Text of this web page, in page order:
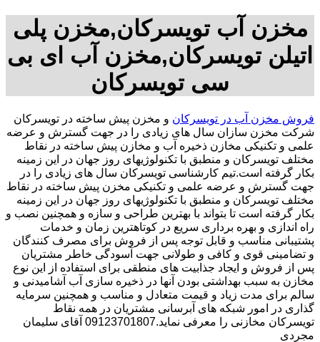
مخزن آب تویسرکان,مخزن پلی
اتیلن تویسرکان,مخزن آب ای بی
سی تویسرکان
فروش مخزن آب در تویسرکان و مخزن پیش ساخته در تویسرکان
شرکت مخزن سازان سال های زیادی را در جهت گسترش و عرضه
علمی و تکنیکی مخازن ذخیره آب و مخازن پیش ساخته در نقاط
مختلف تویسرکان و منطبق با تکنولوژیهای روز جهان در این زمینه
بکار گرفته است.تیم کارشناسی تویسرکان سال های زیادی را در
جهت گسترش و عرضه علمی و تکنیکی مخزن پیش ساخته در نقاط
مختلف تویسرکان و منطبق با تکنولوژیهای روز جهان در این زمینه
بکار گرفته است تا بتواند با بهترین طراحی و سازه و همچنین نصب و
راه اندازی و بهره برداری سریع در کوتاهترین زمان و خدمات
پشتیبانی مناسب و قابل توجه پس از فروش برای مصرف کنندگان
و تضامینی قوی و کافی و طولانی جهت آسودگی خاطر مشتریان
پس از فروش و ایجاد جذابیت های منطقی برای استفاده از این نوع
مخازن به سبب بهداشتی بودن آنها در ذخیره سازی آب آشامیدنی و
سالم برای مدت زیاد و قیمت متعادل و مناسب و همچنین سرمایه
گذاری در امور شبکه های آبرسانی مشتریان در همه نقاط
تویسرکان مخازنی را معرفی نماید.09123701807 آقای سلیمان
مجردی